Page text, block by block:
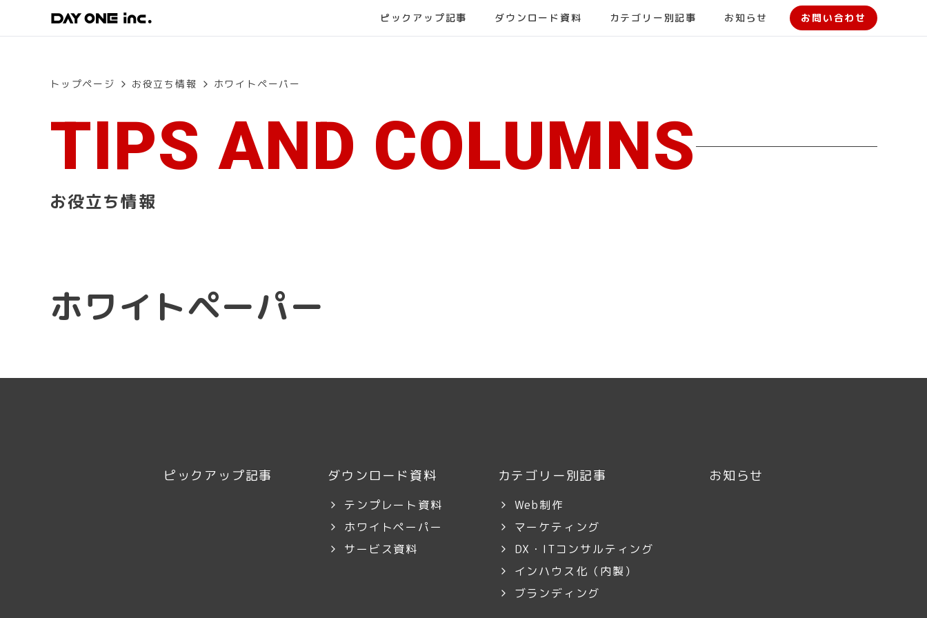
ピックアップ記事 ダウンロード資料 カテゴリー別記事 お知らせ お問い合わせ
トップページ お役立ち情報 ホワイトペーパー
TIPS AND COLUMNS
お役立ち情報
ホワイトペーパー
ピックアップ記事 ダウンロード資料
テンプレート資料
ホワイトペーパー
サービス資料
カテゴリー別記事
Web制作
マーケティング
DX・ITコンサルティング
インハウス化（内製）
ブランディング
お知らせ